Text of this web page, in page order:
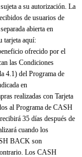
a su autorización. La
de usuarios de
abierta en
tarjeta aquí:
ofrecido por el
las Condiciones
4.1) del Programa de
en
realizadas con Tarjeta
al Programa de CASH
35 días después de
cuando los
BACK son
Los CASH